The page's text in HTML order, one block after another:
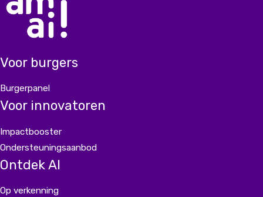
Voor burgers
Burgerpanel
Voor innovatoren
Impactbooster
Ondersteuningsaanbod
Ontdek AI
Op verkenning